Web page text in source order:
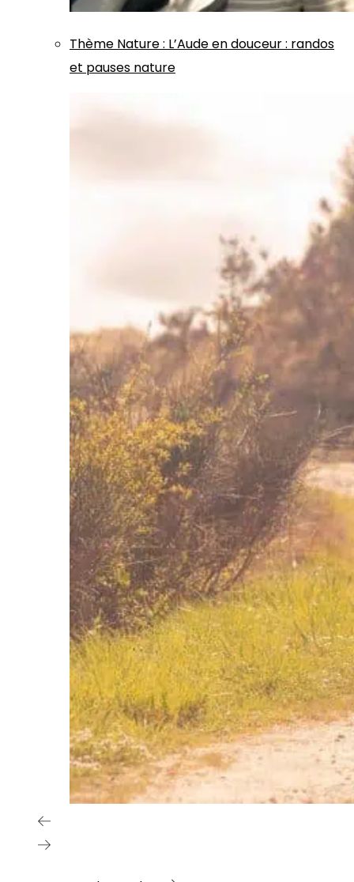
Thème Nature: L’Aude en douceur : randos
et pauses nature